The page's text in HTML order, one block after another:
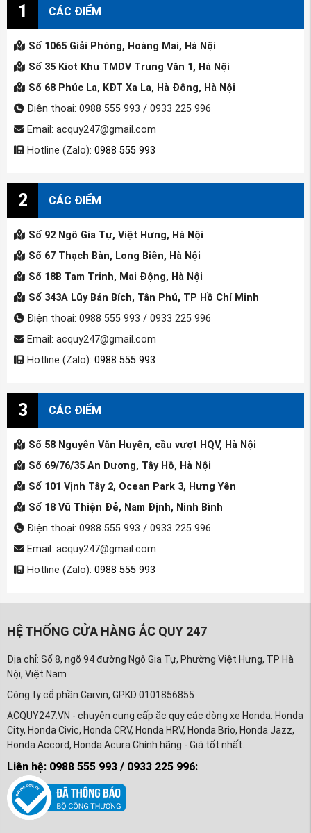
1 CÁC ĐIỂM
Số 1065 Giải Phóng, Hoàng Mai, Hà Nội
Số 35 Kiot Khu TMDV Trung Văn 1, Hà Nội
Số 68 Phúc La, KĐT Xa La, Hà Đông, Hà Nội
Điện thoại: 0988 555 993 / 0933 225 996
Email: acquy247@gmail.com
Hotline (Zalo): 0988 555 993
2 CÁC ĐIỂM
Số 92 Ngô Gia Tự, Việt Hưng, Hà Nội
Số 67 Thạch Bàn, Long Biên, Hà Nội
Số 18B Tam Trinh, Mai Động, Hà Nội
Số 343A Lũy Bán Bích, Tân Phú, TP Hồ Chí Minh
Điện thoại: 0988 555 993 / 0933 225 996
Email: acquy247@gmail.com
Hotline (Zalo): 0988 555 993
3 CÁC ĐIỂM
Số 58 Nguyễn Văn Huyên, cầu vượt HQV, Hà Nội
Số 69/76/35 An Dương, Tây Hồ, Hà Nội
Số 101 Vịnh Tây 2, Ocean Park 3, Hưng Yên
Số 18 Vũ Thiện Đễ, Nam Định, Ninh Bình
Điện thoại: 0988 555 993 / 0933 225 996
Email: acquy247@gmail.com
Hotline (Zalo): 0988 555 993
HỆ THỐNG CỬA HÀNG ẮC QUY 247
Địa chỉ: Số 8, ngõ 94 đường Ngô Gia Tự, Phường Việt Hưng, TP Hà
Nội, Việt Nam
Công ty cổ phần Carvin, GPKD 0101856855
ACQUY247.VN - chuyên cung cấp ắc quy các dòng xe Honda: Honda
City, Honda Civic, Honda CRV, Honda HRV, Honda Brio, Honda Jazz,
Honda Accord, Honda Acura Chính hãng - Giá tốt nhất.
Liên hệ: 0988 555 993 / 0933 225 996: